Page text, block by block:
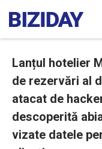
Lanțul hotelier
de rezervări al
atacat de
descoperită
vizate datele